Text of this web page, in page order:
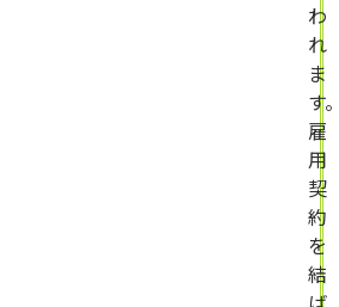
わ
れ
ま
す
雇
用
契
約
を
結